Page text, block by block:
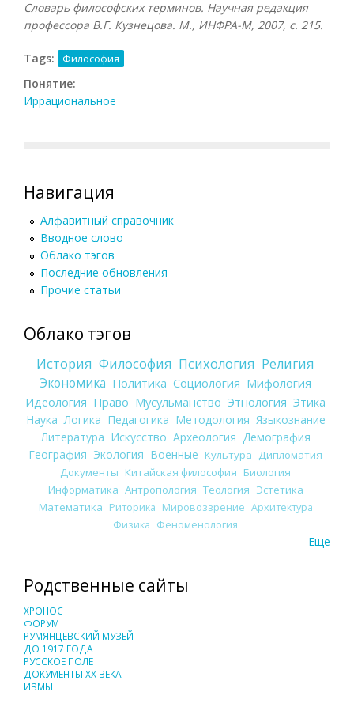
Словарь философских терминов. Научная редакция
профессора В.Г. Кузнецова. М., ИНФРА-М, 2007, с. 215.
Tags: Философия
Понятие:
Иррациональное
Навигация
Алфавитный справочник
Вводное слово
Облако тэгов
Последние обновления
Прочие статьи
Облако тэгов
История Философия Психология Религия
Экономика Политика Социология Мифология
Идеология Право Мусульманство Этнология Этика
Наука Логика Педагогика Методология Языкознание
Литература Искусство Археология Демография
География Экология Военные Культура
Дипломатия
Документы Китайская философия Биология
Информатика Антропология Теология Эстетика
Математика Риторика Мировоззрение Архитектура
Физика Феноменология
Еще
Родственные сайты
ХРОНОС
ФОРУМ
РУМЯНЦЕВСКИЙ МУЗЕЙ
ДО 1917 ГОДА
РУССКОЕ ПОЛЕ
ДОКУМЕНТЫ XX ВЕКА
ИЗМЫ